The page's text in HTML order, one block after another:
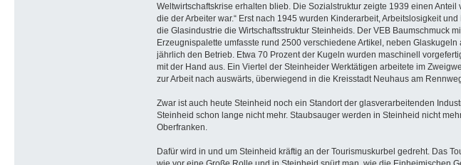
Weltwirtschaftskrise erhalten blieb. Die Sozialstruktur zeigte 1939 einen
die der Arbeiter war.“ Erst nach 1945 wurden Kinderarbeit, Arbeitslosigkeit
die Glasindustrie die Wirtschaftsstruktur Steinheids. Der VEB Baumschmuck
Erzeugnispalette umfasste rund 2500 verschiedene Artikel, neben
jährlich den Betrieb. Etwa 70 Prozent der Kugeln wurden maschinell
mit der Hand aus. Ein Viertel der Steinheider Werktätigen arbeitete im
zur Arbeit nach auswärts, überwiegend in die Kreisstadt Neuhaus am
Zwar ist auch heute Steinheid noch ein Standort der glasverarbeitenden
Steinheid schon lange nicht mehr. Staubsauger werden in Steinheid nicht
Oberfranken.
Dafür wird in und um Steinheid kräftig an der Tourismuskurbel gedreht. Das